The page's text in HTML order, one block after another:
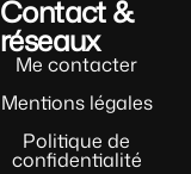
Contact &
réseaux
Me contacter
Mentions légales
Politique de
confidentialité